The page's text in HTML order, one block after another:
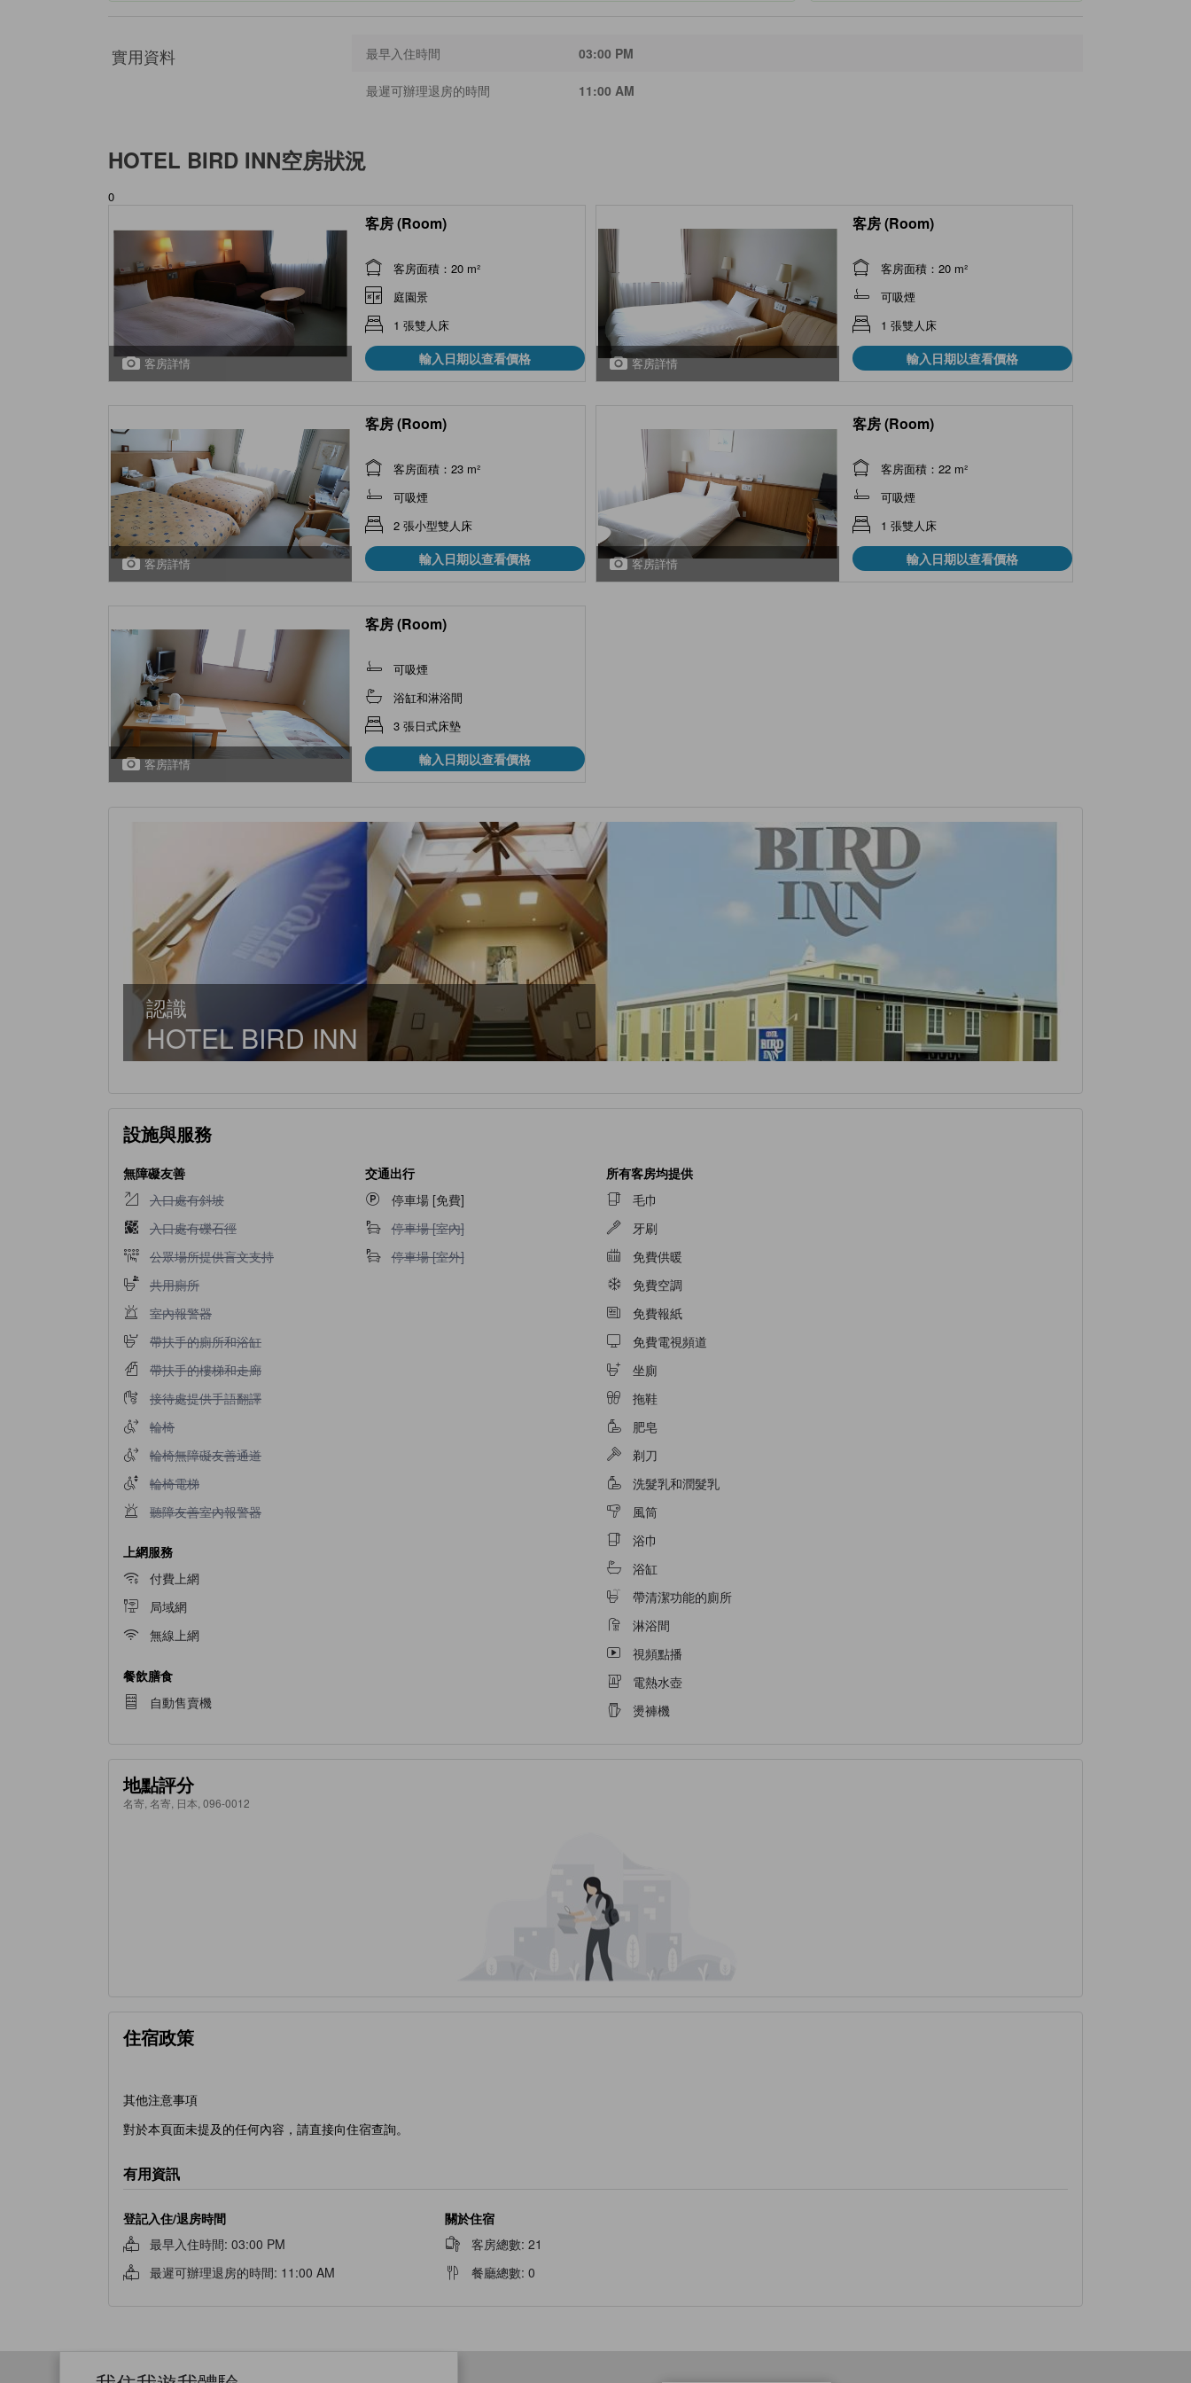
實用資料 最早入住時間 03:00 PM
最遲可辦理退房的時間 11:00 AM
HOTEL BIRD INN空房狀況
0
客房詳情
客房 (Room)
客房面積：20 m²
庭園景
1 張雙人床
輸入日期以查看價格 客房詳情
客房 (Room)
客房面積：20 m²
可吸煙
1 張雙人床
輸入日期以查看價格
客房詳情
客房 (Room)
客房面積：23 m²
可吸煙
2 張小型雙人床
輸入日期以查看價格 客房詳情
客房 (Room)
客房面積：22 m²
可吸煙
1 張雙人床
輸入日期以查看價格
客房詳情
客房 (Room)
可吸煙
浴缸和淋浴間
3 張日式床墊
輸入日期以查看價格
認識
HOTEL BIRD INN
設施與服務
無障礙友善
入口處有斜坡不適用
入口處有斜坡
入口處有礫石徑不適用
入口處有礫石徑
公眾場所提供盲文支持不適用
公眾場所提供盲文支持
共用廁所不適用
共用廁所
室內報警器不適用
室內報警器
帶扶手的廁所和浴缸不適用
帶扶手的廁所和浴缸
帶扶手的樓梯和走廊不適用
帶扶手的樓梯和走廊
接待處提供手語翻譯不適用
接待處提供手語翻譯
輪椅不適用
輪椅
輪椅無障礙友善通道不適用
輪椅無障礙友善通道
輪椅電梯不適用
輪椅電梯
聽障友善室內報警器不適用
聽障友善室內報警器
上網服務
付費上網
局域網
無線上網
餐飲膳食
自動售賣機
交通出行
停車場 [免費]
停車場 [室內]不適用
停車場 [室內]
停車場 [室外]不適用
停車場 [室外]
所有客房均提供
毛巾
牙刷
免費供暖
免費空調
免費報紙
免費電視頻道
坐廁
拖鞋
肥皂
剃刀
洗髮乳和潤髮乳
風筒
浴巾
浴缸
帶清潔功能的廁所
淋浴間
視頻點播
電熱水壺
燙褲機
地點評分
名寄, 名寄, 日本, 096-0012
住宿政策
其他注意事項
對於本頁面未提及的任何內容，請直接向住宿查詢。
有用資訊
登記入住/退房時間
最早入住時間: 03:00 PM
最遲可辦理退房的時間: 11:00 AM
關於住宿
客房總數:21
餐廳總數:0